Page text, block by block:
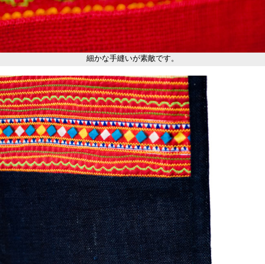
細かな手縫いが素敵です。